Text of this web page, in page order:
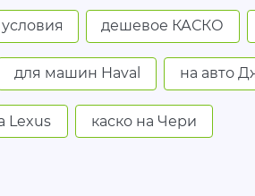
дешевое КАСКО
для машин Haval на авто
Lexus каско на Чери